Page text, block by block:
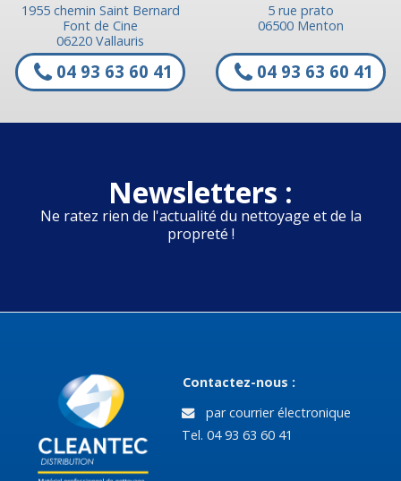
1955 chemin Saint Bernard
Font de Cine
06220 Vallauris
04 93 63 60 41
5 rue prato
06500 Menton
04 93 63 60 41
Newsletters :
Ne ratez rien de l'actualité du nettoyage et de la
propreté !
Contactez-nous :
par courrier électronique
Tel. 04 93 63 60 41